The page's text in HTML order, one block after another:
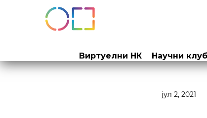
на
садржај
Виртуелни НК Научни
јул 2, 2021